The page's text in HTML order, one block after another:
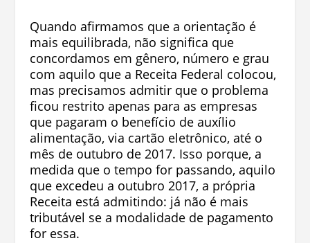
Quando afirmamos que a orientação é
mais equilibrada, não significa que
concordamos em gênero, número e grau
com aquilo que a Receita Federal colocou,
mas precisamos admitir que o problema
ficou restrito apenas para as empresas
que pagaram o benefício de auxílio
alimentação, via cartão eletrônico, até o
mês de outubro de 2017. Isso porque, a
medida que o tempo for passando, aquilo
que excedeu a outubro 2017, a própria
Receita está admitindo: já não é mais
tributável se a modalidade de pagamento
for essa.